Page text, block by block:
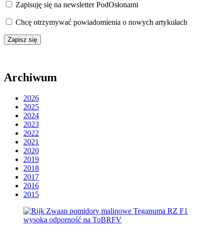
Zapisuję się na newsletter PodOsłonami
Chcę otrzymywać powiadomienia o nowych artykułach
Archiwum
2026
2025
2024
2023
2022
2021
2020
2019
2018
2017
2016
2015